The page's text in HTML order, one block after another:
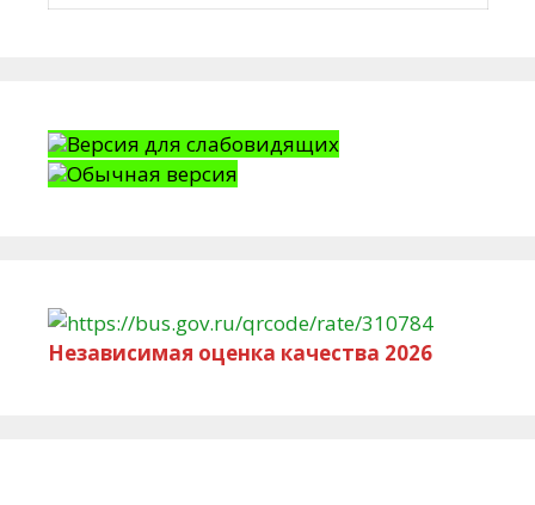
Версия для слабовидящих
Обычная версия
Независимая оценка качества 2026